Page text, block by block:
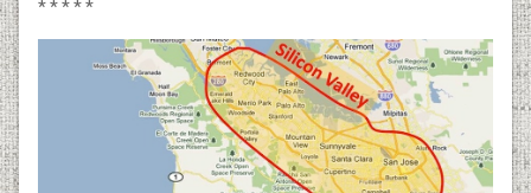
* * * * *